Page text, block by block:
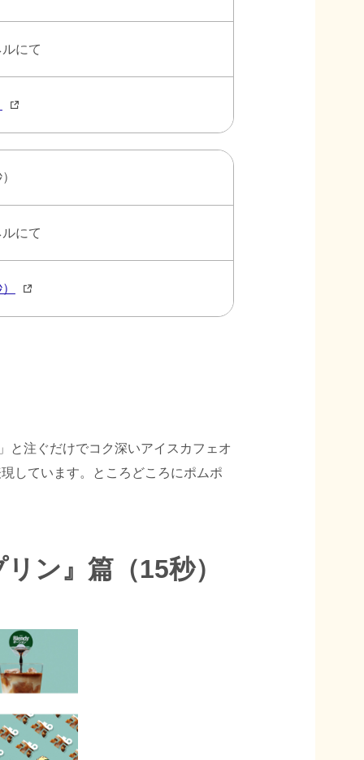
にて
にて
と注ぐだけでコク深いアイスカフェオ
しています。ところどころにポムポ
ン』篇（15秒）